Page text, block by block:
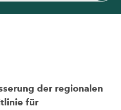
der regionalen
für